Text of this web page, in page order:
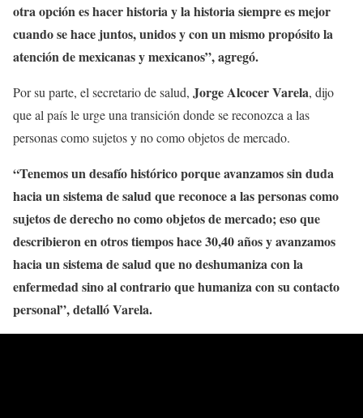
otra opción es hacer historia y la historia siempre es mejor
cuando se hace juntos, unidos y con un mismo propósito la
atención de mexicanas y mexicanos”, agregó.
Por su parte, el secretario de salud, Jorge Alcocer Varela, dijo
que al país le urge una transición donde se reconozca a las
personas como sujetos y no como objetos de mercado.
“Tenemos un desafío histórico porque avanzamos sin duda
hacia un sistema de salud que reconoce a las personas como
sujetos de derecho no como objetos de mercado; eso que
describieron en otros tiempos hace 30,40 años y avanzamos
hacia un sistema de salud que no deshumaniza con la
enfermedad sino al contrario que humaniza con su contacto
personal”, detalló Varela.